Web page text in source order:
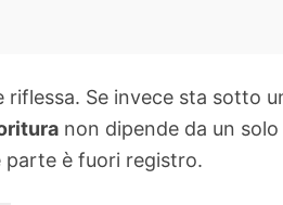
Se invece sta sotto
non dipende da un
parte è fuori registro.